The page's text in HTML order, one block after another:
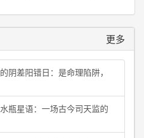
更多
阴差阳错日：是命理陷阱，
瓶星语：一场古今司天监的